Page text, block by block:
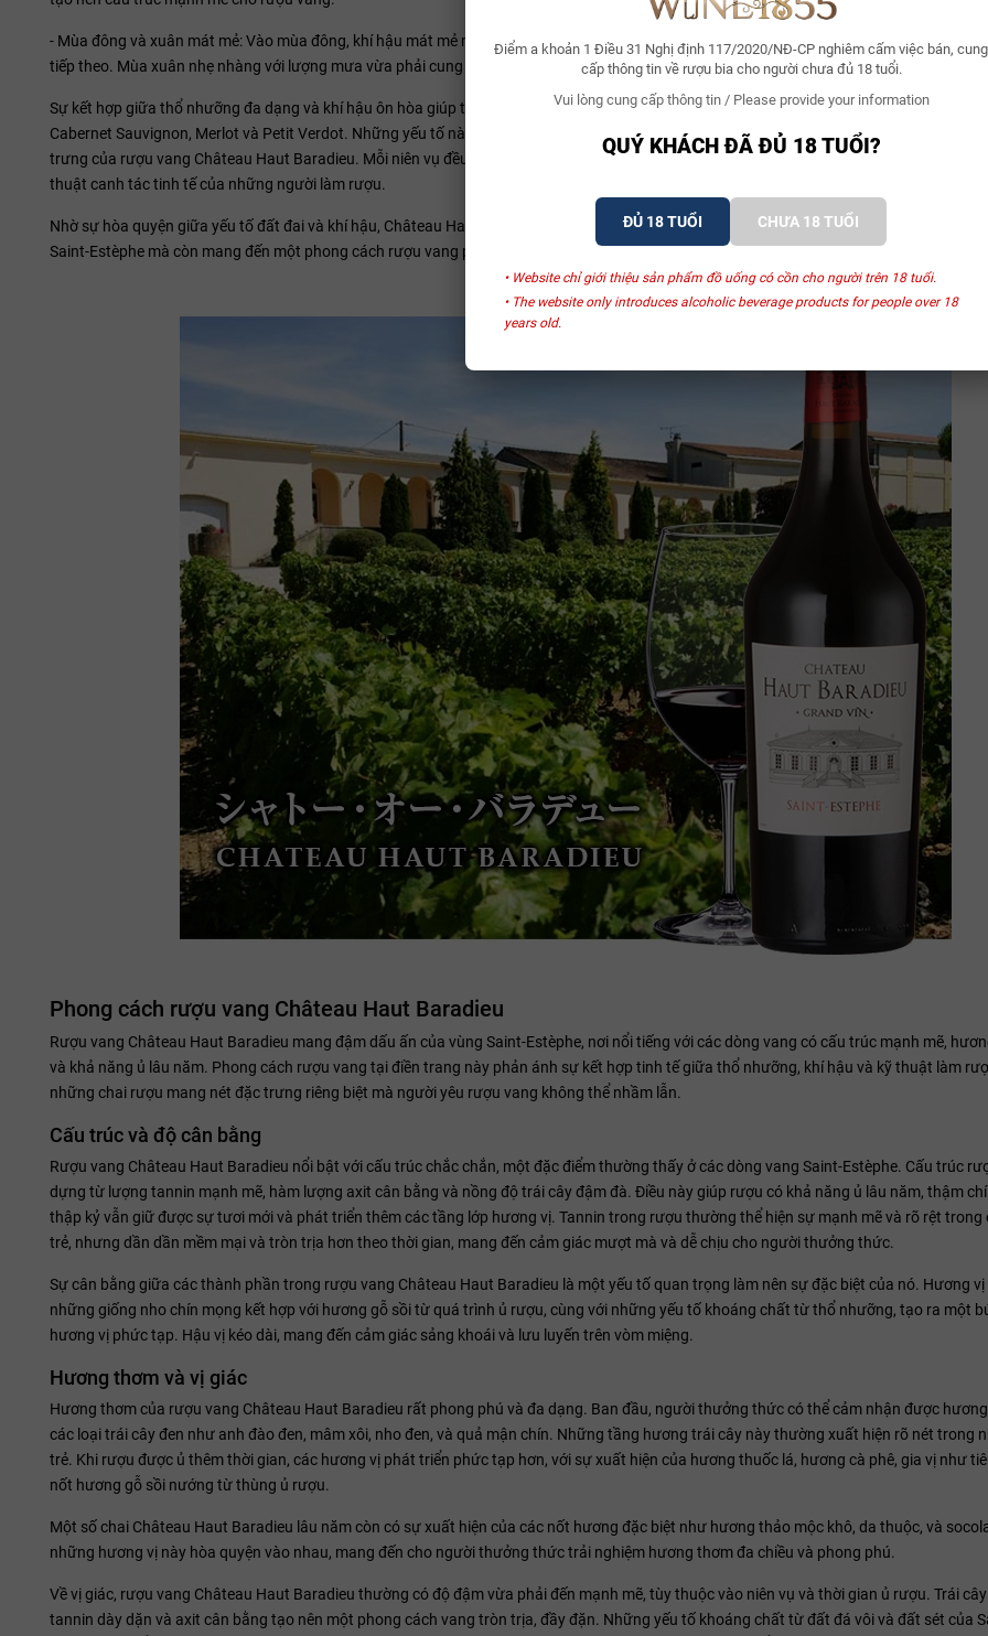
Điểm a khoản 1 Điều 31 Nghị định 117/2020/NĐ-CP nghiêm cấm việc bán, cung
cấp thông tin về rượu bia cho người chưa đủ 18 tuổi.
Vui lòng cung cấp thông tin / Please provide your information
QUÝ KHÁCH ĐÃ ĐỦ 18 TUỔI?
ĐỦ 18 TUỔI CHƯA 18 TUỔI
• Website chỉ giới thiệu sản phẩm đồ uống có cồn cho người trên 18 tuổi.
• The website only introduces alcoholic beverage products for people over 18
years old.
- Mùa đông và xuân mát mẻ: Vào mùa đông, khí hậu mát mẻ nhưng không quá lạnh giúp cây nho có thời gian nghỉ ngơi, tái tạo năng
tiếp theo. Mùa xuân nhẹ nhàng với lượng mưa vừa phải cung cấp đủ nước cho cây nho mà không gây ảnh hưởng đến quá trình ra hoa và
Sự kết hợp giữa thổ nhưỡng đa dạng và khí hậu ôn hòa giúp tạo ra điều kiện lý tưởng cho việc trồng các giống nho đỏ chủ đạo của vùng
Cabernet Sauvignon, Merlot và Petit Verdot. Những yếu tố này không chỉ ảnh hưởng đến chất lượng nho mà còn quyết định đến phong
trưng của rượu vang Château Haut Baradieu. Mỗi niên vụ đều mang trong mình những sắc thái riêng biệt, phản ánh sự tương tác giữa tự
thuật canh tác tinh tế của những người làm rượu.
Nhờ sự hòa quyện giữa yếu tố đất đai và khí hậu, Château Haut Baradieu đã tạo ra những chai rượu vang không chỉ thể hiện được tiềm
Saint-Estèphe mà còn mang đến một phong cách rượu vang phức hợp, đầy tính nghệ thuật và tinh tế.
Phong cách rượu vang Château Haut Baradieu
Rượu vang Château Haut Baradieu mang đậm dấu ấn của vùng Saint-Estèphe, nơi nổi tiếng với các dòng vang có cấu trúc mạnh mẽ,
và khả năng ủ lâu năm. Phong cách rượu vang tại điền trang này phản ánh sự kết hợp tinh tế giữa thổ nhưỡng, khí hậu và kỹ thuật làm
những chai rượu mang nét đặc trưng riêng biệt mà người yêu rượu vang không thể nhầm lẫn.
Cấu trúc và độ cân bằng
Rượu vang Château Haut Baradieu nổi bật với cấu trúc chắc chắn, một đặc điểm thường thấy ở các dòng vang Saint-Estèphe. Cấu trúc
dựng từ lượng tannin mạnh mẽ, hàm lượng axit cân bằng và nồng độ trái cây đậm đà. Điều này giúp rượu có khả năng ủ lâu năm, thậm
thập kỷ vẫn giữ được sự tươi mới và phát triển thêm các tầng lớp hương vị. Tannin trong rượu thường thể hiện sự mạnh mẽ và rõ rệt trong
trẻ, nhưng dần dần mềm mại và tròn trịa hơn theo thời gian, mang đến cảm giác mượt mà và dễ chịu cho người thưởng thức.
Sự cân bằng giữa các thành phần trong rượu vang Château Haut Baradieu là một yếu tố quan trọng làm nên sự đặc biệt của nó. Hương
những giống nho chín mọng kết hợp với hương gỗ sồi từ quá trình ủ rượu, cùng với những yếu tố khoáng chất từ thổ nhưỡng, tạo ra một
hương vị phức tạp. Hậu vị kéo dài, mang đến cảm giác sảng khoái và lưu luyến trên vòm miệng.
Hương thơm và vị giác
Hương thơm của rượu vang Château Haut Baradieu rất phong phú và đa dạng. Ban đầu, người thưởng thức có thể cảm nhận được
các loại trái cây đen như anh đào đen, mâm xôi, nho đen, và quả mận chín. Những tầng hương trái cây này thường xuất hiện rõ nét trong
trẻ. Khi rượu được ủ thêm thời gian, các hương vị phát triển phức tạp hơn, với sự xuất hiện của hương thuốc lá, hương cà phê, gia vị như
nốt hương gỗ sồi nướng từ thùng ủ rượu.
Một số chai Château Haut Baradieu lâu năm còn có sự xuất hiện của các nốt hương đặc biệt như hương thảo mộc khô, da thuộc, và
những hương vị này hòa quyện vào nhau, mang đến cho người thưởng thức trải nghiệm hương thơm đa chiều và phong phú.
Về vị giác, rượu vang Château Haut Baradieu thường có độ đậm vừa phải đến mạnh mẽ, tùy thuộc vào niên vụ và thời gian ủ rượu. Trái
tannin dày dặn và axit cân bằng tạo nên một phong cách vang tròn trịa, đầy đặn. Những yếu tố khoáng chất từ đất đá vôi và đất sét của